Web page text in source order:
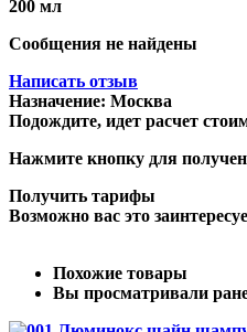
200 мл
Сообщения не найдены
Написать отзыв
Назначение: Москва
Подождите, идет расчет
Нажмите кнопку для
Получить тарифы
Возможно вас это
Похожие товары
Вы просматривали